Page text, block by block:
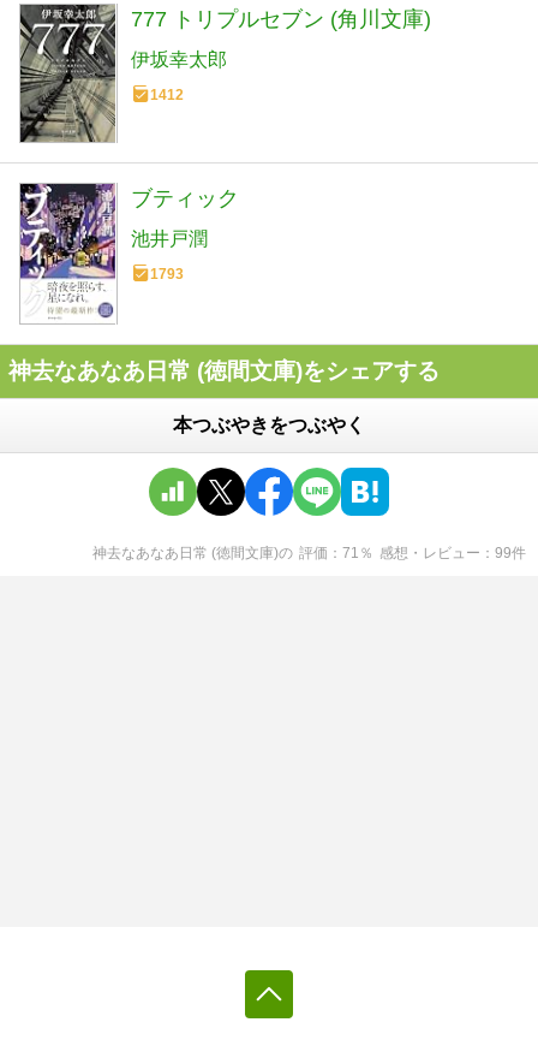
777 トリプルセブン (角川文庫)
伊坂幸太郎
1412
ブティック
池井戸潤
1793
神去なあなあ日常 (徳間文庫)をシェアする
本つぶやきをつぶやく
神去なあなあ日常 (徳間文庫)の 評価 71 ％ 感想・レビュー 99件